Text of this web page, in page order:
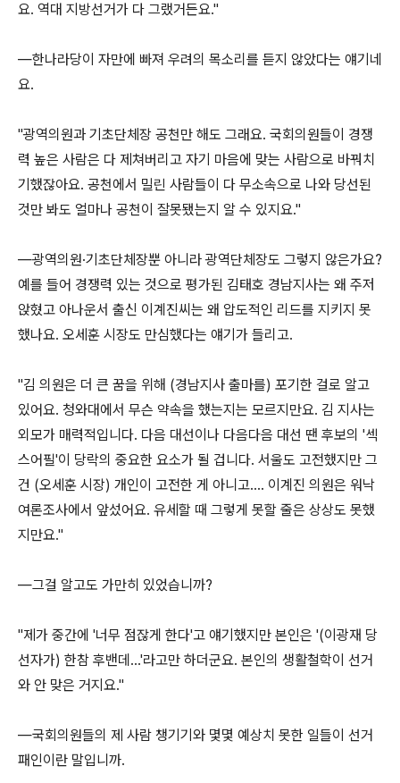
요. 역대 지방선거가 다 그랬거든요."
―한나라당이 자만에 빠져 우려의 목소리를 듣지 않았다는 얘기네
요.
"광역의원과 기초단체장 공천만 해도 그래요. 국회의원들이 경쟁
력 높은 사람은 다 제쳐버리고 자기 마음에 맞는 사람으로 바꿔치
기했잖아요. 공천에서 밀린 사람들이 다 무소속으로 나와 당선된
것만 봐도 얼마나 공천이 잘못됐는지 알 수 있지요."
―광역의원·기초단체장뿐 아니라 광역단체장도 그렇지 않은가요?
예를 들어 경쟁력 있는 것으로 평가된 김태호 경남지사는 왜 주저
앉혔고 아나운서 출신 이계진씨는 왜 압도적인 리드를 지키지 못
했나요. 오세훈 시장도 만심했다는 얘기가 들리고.
"김 의원은 더 큰 꿈을 위해 (경남지사 출마를) 포기한 걸로 알고
있어요. 청와대에서 무슨 약속을 했는지는 모르지만요. 김 지사는
외모가 매력적입니다. 다음 대선이나 다음다음 대선 땐 후보의 '섹
스어필'이 당락의 중요한 요소가 될 겁니다. 서울도 고전했지만 그
건 (오세훈 시장) 개인이 고전한 게 아니고…. 이계진 의원은 워낙
여론조사에서 앞섰어요. 유세할 때 그렇게 못할 줄은 상상도 못했
지만요."
―그걸 알고도 가만히 있었습니까?
"제가 중간에 '너무 점잖게 한다'고 얘기했지만 본인은 '(이광재 당
선자가) 한참 후밴데…'라고만 하더군요. 본인의 생활철학이 선거
와 안 맞은 거지요."
―국회의원들의 제 사람 챙기기와 몇몇 예상치 못한 일들이 선거
패인이란 말입니까.